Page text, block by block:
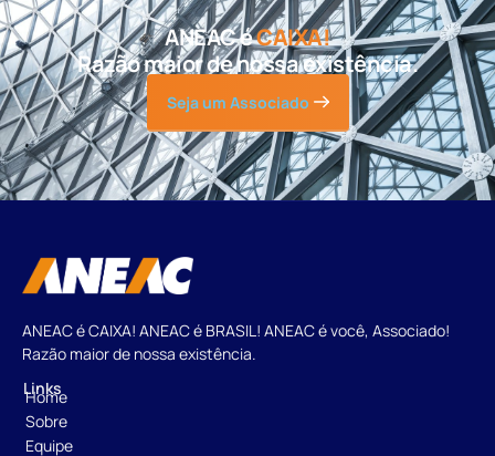
ANEAC éCAIXA!
Razão maior de nossa existência.
Seja um Associado
ANEAC é CAIXA! ANEAC é BRASIL! ANEAC é você, Associado!
Razão maior de nossa existência.
Links
Home
Sobre
Equipe